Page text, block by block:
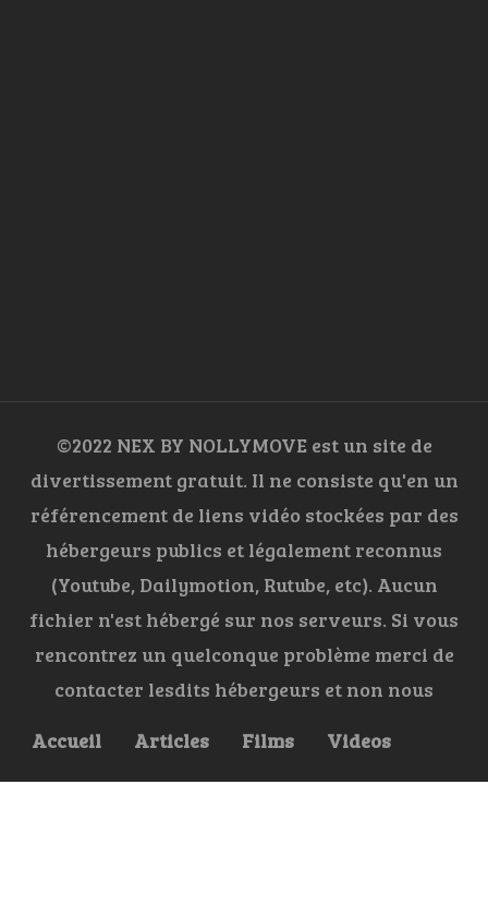
©2022 NEX BY NOLLYMOVE est un site de
divertissement gratuit. Il ne consiste qu'en un
référencement de liens vidéo stockées par des
hébergeurs publics et légalement reconnus
(Youtube, Dailymotion, Rutube, etc). Aucun
fichier n'est hébergé sur nos serveurs. Si vous
rencontrez un quelconque problème merci de
contacter lesdits hébergeurs et non nous
Accueil
Articles Films Videos